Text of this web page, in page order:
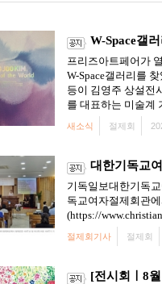
W-Space갤
프리즈아트페어가
W-Space갤러리를
등이 김영주 상설전
를 대표하는 미술계
새소식 절제회
대한기독교
기독일보대한기독
독교여자절제회관
(https://
절제회기사 절제회
[전시회ㅣ8